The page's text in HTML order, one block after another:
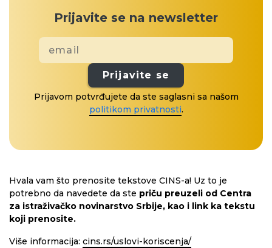
Prijavite se na newsletter
Prijavite se
Prijavom potvrđujete da ste saglasni sa našom
politikom privatnosti.
Hvala vam što prenosite tekstove CINS-a! Uz to je
potrebno da navedete da ste priču preuzeli od Centra
za istraživačko novinarstvo Srbije, kao i link ka tekstu
koji prenosite.
Više informacija: cins.rs/uslovi-koriscenja/